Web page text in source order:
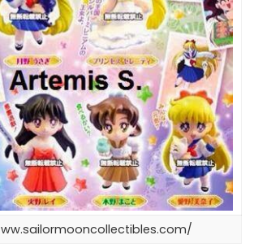
ww.sailormooncollectibles.com/